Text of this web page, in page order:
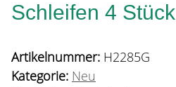
Schleifen 4 Stück
Artikelnummer: H2285G
Kategorie: Neu